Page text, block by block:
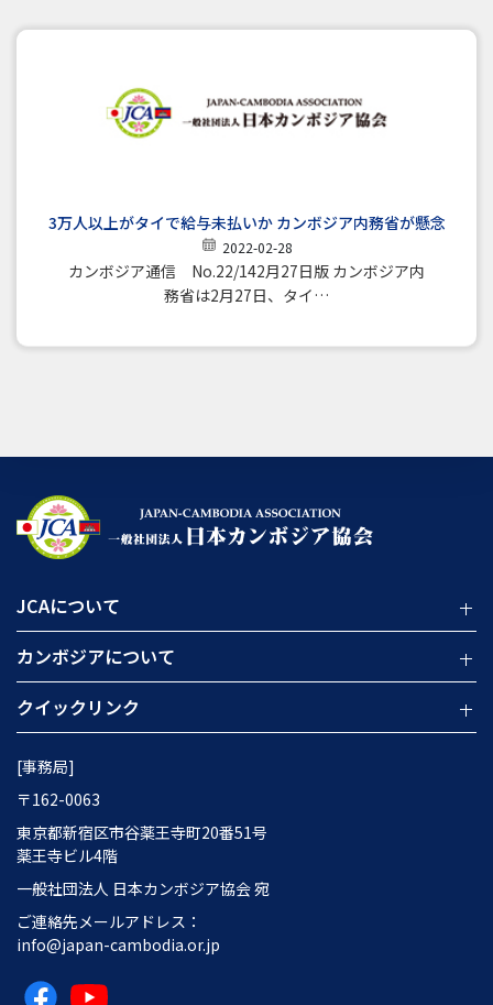
3万人以上がタイで給与未払いか カンボジア内務省が懸念
2022-02-28
カンボジア通信 No.22/142月27日版 カンボジア内
務省は2月27日、タイ…
JCAについて
カンボジアについて
クイックリンク
[事務局]
〒162-0063
東京都新宿区市谷薬王寺町20番51号
薬王寺ビル4階
一般社団法人 日本カンボジア協会 宛
ご連絡先メールアドレス：
info@japan-cambodia.or.jp